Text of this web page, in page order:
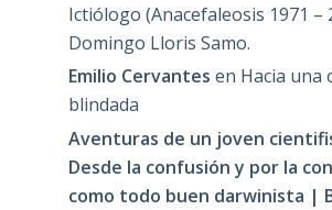
Ictiólogo (Anacefaleosis 1971 –
Domingo Lloris Samo.
Emilio Cervantes en Hacia una
blindada
Aventuras de un joven
Desde la confusión y por la
como todo buen darwinista |